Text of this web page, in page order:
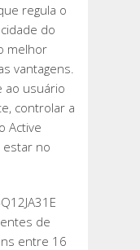
regula o
do
melhor
vantagens.
ao usuário
controlar a
Active
estar no
de
entre 16